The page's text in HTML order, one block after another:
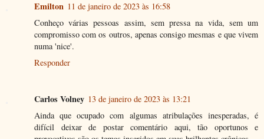
Emilton 11 de janeiro de 2023 às 16:58
Conheço várias pessoas assim, sem pressa na vida, sem um
compromisso com os outros, apenas consigo mesmas e que vivem
numa 'nice'.
Responder
Carlos Volney 13 de janeiro de 2023 às 13:21
Ainda que ocupado com algumas atribulações inesperadas, é
difícil deixar de postar comentário aqui, tão oportunos e